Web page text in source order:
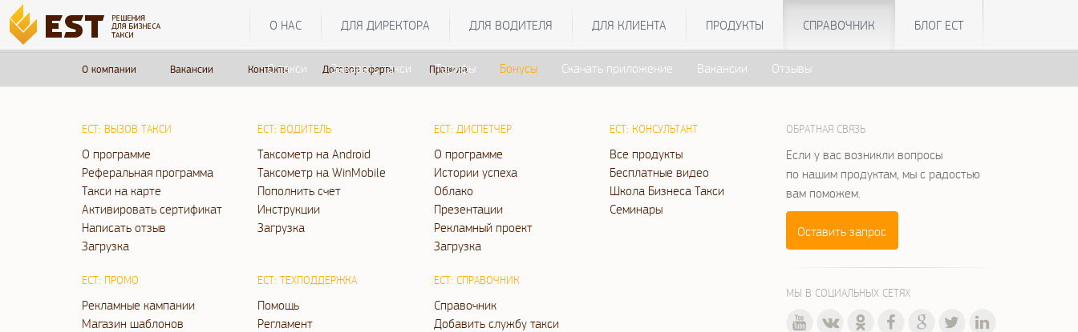
О НАС ДЛЯ ДИРЕКТОРА ДЛЯ ВОДИТЕЛЯ ДЛЯ КЛИЕНТА ПРОДУКТЫ СПРАВОЧНИК БЛОГ ЕСТ
О такси Заказать такси Тарифы Бонусы Скачать приложение Вакансии Отзывы
О компании Вакансии Контакты Договор оферты Правила
ЕСТ: ВЫЗОВ ТАКСИ
О программе
Реферальная программа
Такси на карте
Активировать сертификат
Написать отзыв
Загрузка
ЕСТ: ВОДИТЕЛЬ
Таксометр на Android
Таксометр на WinMobile
Пополнить счет
Инструкции
Загрузка
ЕСТ: ДИСПЕТЧЕР
О программе
Истории успеха
Облако
Презентации
Рекламный проект
Загрузка
ЕСТ: КОНСУЛЬТАНТ
Все продукты
Бесплатные видео
Школа Бизнеса Такси
Семинары
ЕСТ: ПРОМО
Рекламные кампании
Магазин шаблонов
ЕСТ: ТЕХПОДДЕРЖКА
Помощь
Регламент
ЕСТ: СПРАВОЧНИК
Справочник
Добавить службу такси
ОБРАТНАЯ СВЯЗЬ
Если у вас возникли вопросы
по нашим продуктам, мы с радостью
вам поможем.
Оставить запрос
МЫ В СОЦИАЛЬНЫХ СЕТЯХ